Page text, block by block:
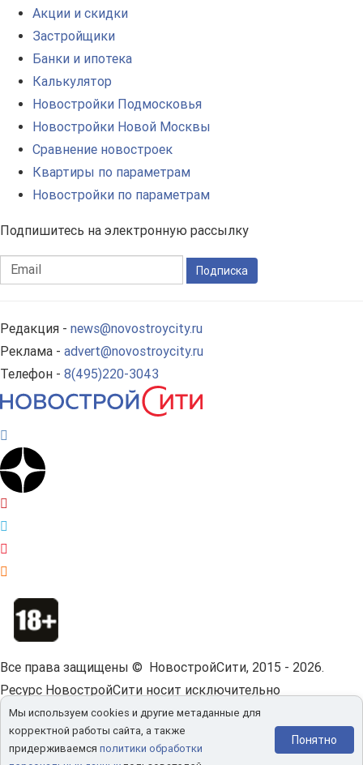
Акции и скидки
Застройщики
Банки и ипотека
Калькулятор
Новостройки Подмосковья
Новостройки Новой Москвы
Сравнение новостроек
Квартиры по параметрам
Новостройки по параметрам
Подпишитесь на электронную рассылку
Подписка
Редакция - news@novostroycity.ru
Реклама - advert@novostroycity.ru
Телефон - 8(495)220-3043
Все права защищены © НовостройСити, 2015 - 2026.
Ресурс НовостройСити носит исключительно
информационный характер и не является публичной
офертой.Пользовательское соглашение.
Мы используем cookies и другие метаданные для
Мы используем cookies и другие метаданные для
корректной работы сайта, а также
придерживаемся политики обработки
Понятно